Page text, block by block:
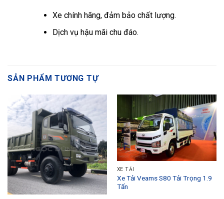
Xe chính hãng, đảm bảo chất lượng.
Dịch vụ hậu mãi chu đáo.
SẢN PHẨM TƯƠNG TỰ
XE TẢI
Xe Tải Veams S80 Tải Trọng 1.9
Tấn